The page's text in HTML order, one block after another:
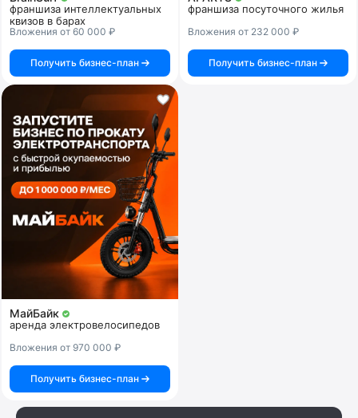
франшиза интеллектуальных
квизов в барах
Вложения от 60 000 ₽
Получить бизнес-план
франшиза посуточного жилья
Вложения от 232 000 ₽
Получить бизнес-план
МайБайк
аренда электровелосипедов
Вложения от 970 000 ₽
Получить бизнес-план